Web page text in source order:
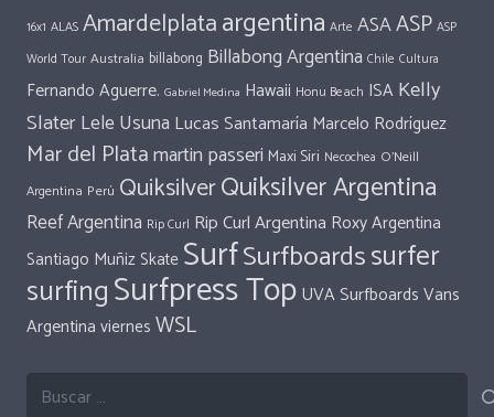
16x1 ALAS Amardelplataargentina Arte ASAASP ASP
World Tour Australia billabong Billabong Argentina Chile Cultura
Fernando Aguerre. Gabriel Medina Hawaii Honu Beach ISA Kelly
Slater Lele Usuna Lucas Santamaría Marcelo Rodríguez
Mar del Platamartin passeri Maxi Siri Necochea O'Neill
Argentina Perú QuiksilverQuiksilver Argentina
Reef Argentina Rip Curl Rip Curl Argentina Roxy Argentina
Santiago Muñiz Skate SurfSurfboardssurfer
surfingSurfpress Top UVA Surfboards Vans
Argentina viernes WSL
Buscar: